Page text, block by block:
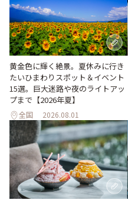
黄金色に輝く絶景。夏休みに行き
たいひまわりスポット＆イベント
15選。巨大迷路や夜のライトアッ
プまで【2026年夏】
全国 2026.08.01